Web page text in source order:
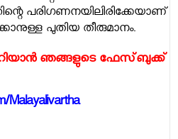
പരിഗണനയിലിരിക്കേയാണ്
പുതിയ തീരുമാനം.
ഞങ്ങളുടെ ഫേസ്‌ബുക്ക്‌
Malayalivartha